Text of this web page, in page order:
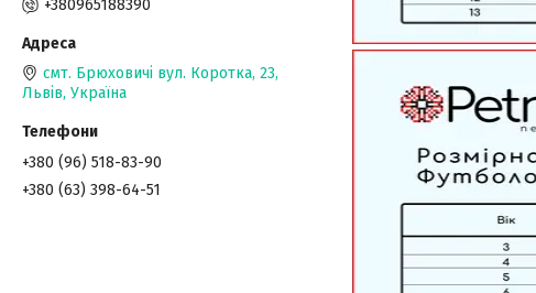
+380965188390
смт. Брюховичі вул. Коротка, 23,
Львів, Україна
+380 (96) 518-83-90
+380 (63) 398-64-51